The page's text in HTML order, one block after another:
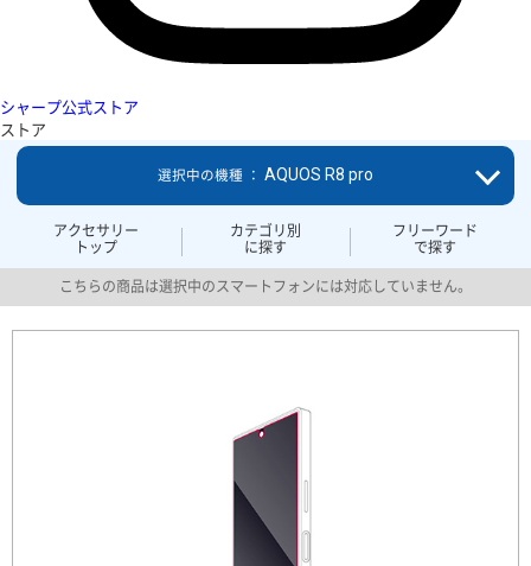
シャープ公式ストア
ストア
アクセサリー
トップ
カテゴリ別
に探す
フリーワード
で探す
選択中の機種 ： AQUOS R8 pro
こちらの商品は選択中のスマートフォンには対応していません。